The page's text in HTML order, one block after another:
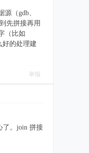
（gdb、
先拼接再用
（比如
好的处理建
举报
了。join 拼接